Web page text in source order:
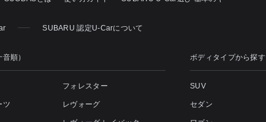
SUBARU 認定U-Carについて
順）
ツ
フォレスター
レヴォーグ
ボディタイプから探す
SUV
セダン